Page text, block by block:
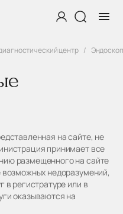
центр
на сайте, не
принимает все
размещенного на сайте
недоразумений,
в регистратуре или в
оказываются на